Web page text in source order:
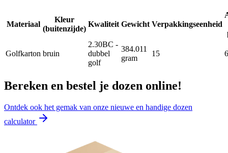
Materiaal
Kleur
(buitenzijde)
Kwaliteit Gewicht Verpakkingseenheid
Golfkarton bruin
2.30BC -
dubbel
golf
384.011
gram
15
Bereken en bestel je dozen online!
Ontdek ook het gemak van onze nieuwe en handige dozen
calculator